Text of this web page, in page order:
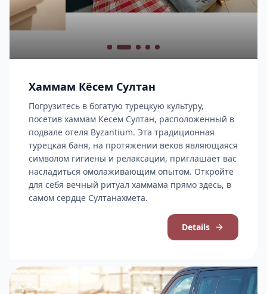
Хаммам Кёсем Султан
Погрузитесь в богатую турецкую культуру,
посетив хаммам Кёсем Султан, расположенный в
подвале отеля Byzantium. Эта традиционная
турецкая баня, на протяжении веков являющаяся
символом гигиены и релаксации, приглашает вас
насладиться омолаживающим опытом. Откройте
для себя вечный ритуал хаммама прямо здесь, в
самом сердце Султанахмета.
Details